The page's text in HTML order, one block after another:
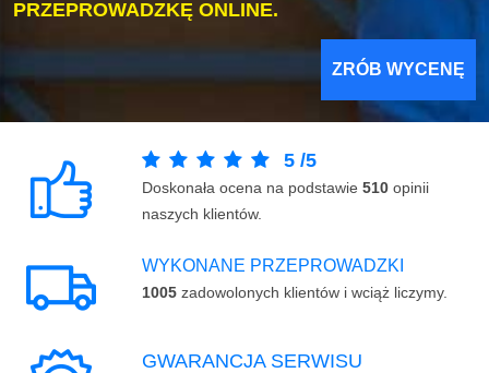
PRZEPROWADZKĘ ONLINE.
ZRÓB WYCENĘ
5 /5
Doskonała ocena na podstawie 510 opinii
naszych klientów.
WYKONANE PRZEPROWADZKI
1005 zadowolonych klientów i wciąż liczymy.
GWARANCJA SERWISU